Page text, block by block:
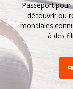
Passeport
découvrir ou
mondiales
à des